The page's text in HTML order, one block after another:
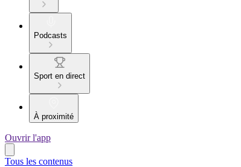
Podcasts
Sport en direct
À proximité
Ouvrir l'app
Tous les contenus